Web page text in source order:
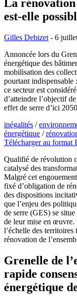
La rénovation
est-elle
Gilles Debizet - 6
Annoncée lors du
énergétique des
mobilisation des
pourtant indispensable
ce secteur est
d’atteindre l’objectif
effet de serre d’ici
inégalités /
énergétique /
Télécharger au format
Qualifié de révolution
catalysé des
Malgré cet
fixé d’obligation de
des dispositions
que l’enjeu des
de serre (GES) se
de leur mise en œuvre.
l’échelle des
rénovation de
Grenelle de
rapide
énergétique